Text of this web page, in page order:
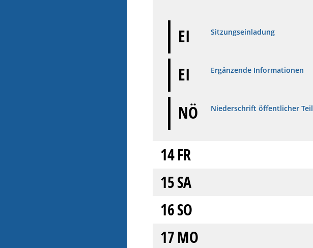
EI Sitzungseinladung
EI Ergänzende Informationen
NÖ Niederschrift öffentlicher Teil
14FR
15SA
16SO
17MO